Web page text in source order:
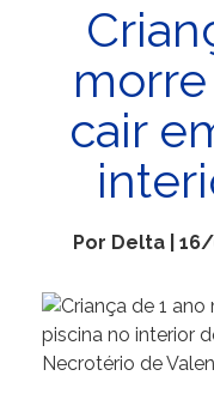
cair
Por Delta |
Necrotério de